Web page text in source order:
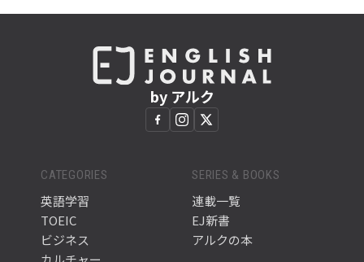
by アルク
CATEGORIES
英語学習
TOEIC
ビジネス
SERIES & BOOKS
連載一覧
EJ新書
アルクの本